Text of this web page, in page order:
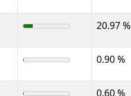
20.97 %
0.90 %
0.60 %